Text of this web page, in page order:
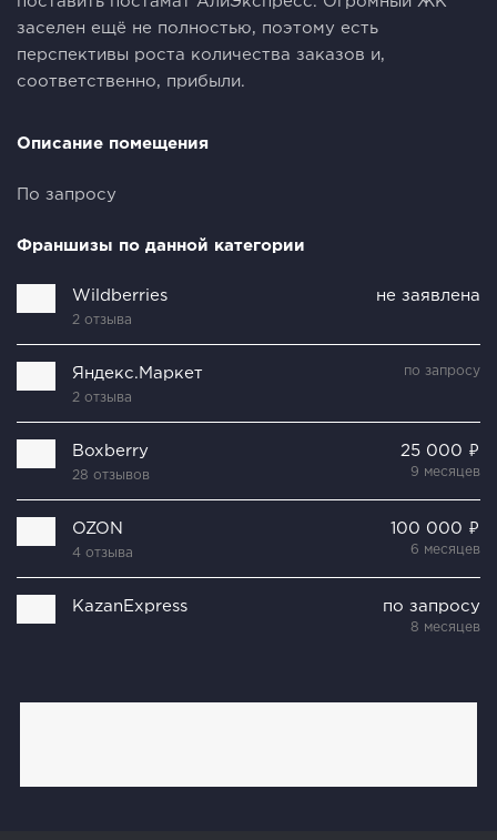
заселен ещё не полностью, поэтому есть
перспективы роста количества заказов и,
соответственно, прибыли.
Описание помещения
По запросу
Франшизы по данной категории
Wildberries
2 отзыва
не заявлена
Яндекс.Маркет
2 отзыва
по запросу
Boxberry
28 отзывов
25 000 ₽
9 месяцев
OZON
4 отзыва
100 000 ₽
6 месяцев
KazanExpress по запросу
8 месяцев